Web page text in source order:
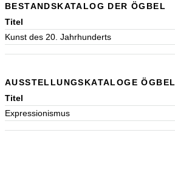
BESTANDSKATALOG DER ÖGBEL
Titel
Kunst des 20. Jahrhunderts
AUSSTELLUNGSKATALOGE ÖGBEL
Titel
Expressionismus